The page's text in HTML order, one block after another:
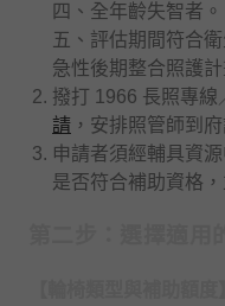
四、全年齡失智者。
五、評估期間符合
急性後期整合照護
撥打 1966 長照專線
請 ，安排照管師到
申請者須經輔具資
是否符合補助資格